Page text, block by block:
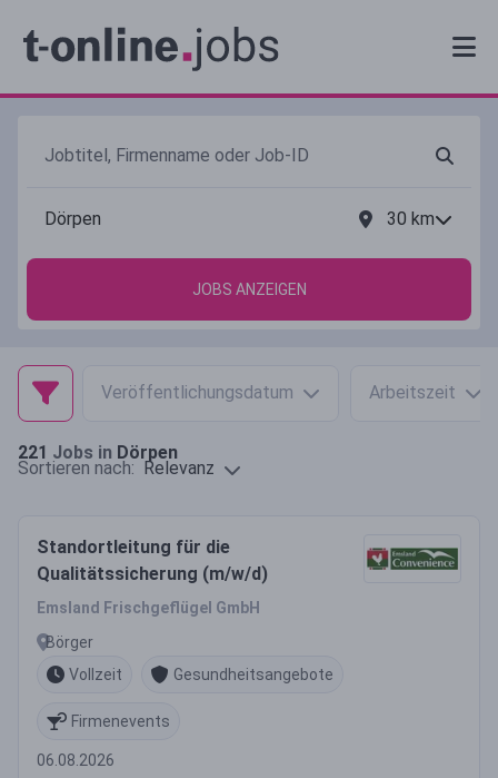
30 km
JOBS ANZEIGEN
Veröffentlichungsdatum Arbeitszeit
221 Jobs in Dörpen
Sortieren nach: Relevanz
Standortleitung für die
Qualitätssicherung (m/w/d)
Emsland Frischgeflügel GmbH
Börger
Vollzeit
Gesundheitsangebote
Firmenevents
06.08.2026